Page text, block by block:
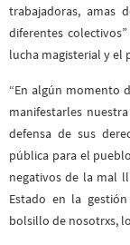
trabajadoras, amas
diferentes
lucha magisterial y el
“En algún momento
manifestarles
defensa de sus
pública para el
negativos de la mal
Estado en la
bolsillo de nosotrxs,